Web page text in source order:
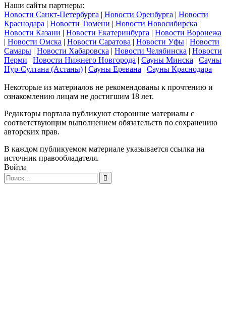
Наши сайты партнеры:
Новости Санкт-Петербурга | Новости Оренбурга | Новости
Краснодара | Новости Тюмени | Новости Новосибирска |
Новости Казани | Новости Екатеринбурга | Новости Воронежа
| Новости Омска | Новости Саратова | Новости Уфы | Новости
Самары | Новости Хабаровска | Новости Челябинска | Новости
Перми | Новости Нижнего Новгорода | Сауны Минска | Сауны
Нур-Султана (Астаны) | Сауны Еревана | Сауны Краснодара
Некоторые из материалов не рекомендованы к прочтению и
ознакомлению лицам не достигшим 18 лет.
Редакторы портала публикуют сторонние материалы с
соответствующим выполнением обязательств по сохранению
авторских прав.
В каждом публикуемом материале указывается ссылка на
источник правообладателя.
Войти